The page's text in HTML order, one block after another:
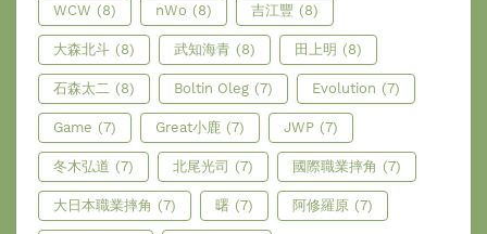
WCW (8) nWo (8) 吉江豐 (8)
大森北斗 (8) 武知海青 (8) 田上明 (8)
石森太二 (8) Boltin Oleg (7) Evolution (7)
Game (7) Great小鹿 (7) JWP (7)
冬木弘道 (7) 北尾光司 (7) 國際職業摔角 (7)
大日本職業摔角 (7) 曙 (7) 阿修羅原 (7)